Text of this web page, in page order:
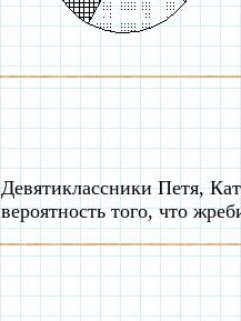
Девятиклассники Петя,
вероятность того, что